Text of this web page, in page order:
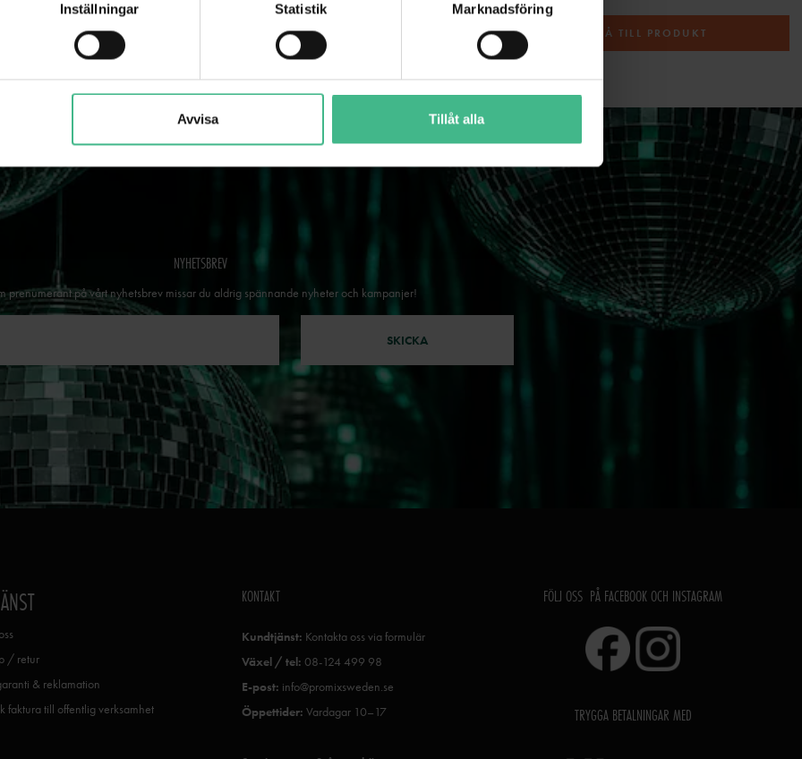
Inställningar Statistik Marknadsföring
Avvisa Tillåt alla
GÅ TILL PRODUKT GÅ TILL PRODUKT GÅ TILL PRODUKT
NYHETSBREV
prenumerant på vårt nyhetsbrev missar du aldrig spännande nyheter och kampanjer!
SKICKA
/ retur
& reklamation
faktura till offentlig verksamhet
KONTAKT
Kundtjänst: Kontakta oss via formulär
Växel / tel: 08-124 499 98
E-post: info@promixsweden.se
Öppettider: Vardagar 10–17
FÖLJ OSS PÅ FACEBOOK OCH INSTAGRAM
TRYGGA BETALNINGAR MED